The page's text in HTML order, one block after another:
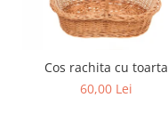
Cos rachita cu toarta
60,00 Lei